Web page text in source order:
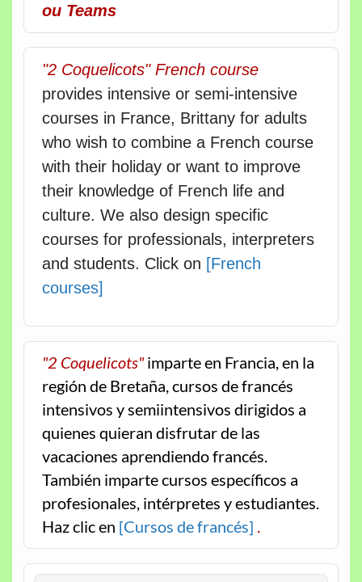
ou Teams
"2 Coquelicots" French course
provides intensive or semi-intensive
courses in France, Brittany for adults
who wish to combine a French course
with their holiday or want to improve
their knowledge of French life and
culture. We also design specific
courses for professionals, interpreters
and students. Click on [French
courses]
"2 Coquelicots"imparte en Francia, en la
región de Bretaña, cursos de francés
intensivos y semiintensivos dirigidos a
quienes quieran disfrutar de las
vacaciones aprendiendo francés.
También imparte cursos específicos a
profesionales, intérpretes y estudiantes.
Haz clic en [Cursos de francés] .